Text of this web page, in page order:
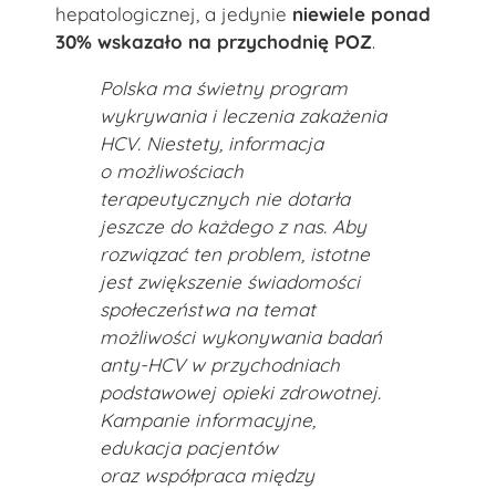
hepatologicznej, a jedynie niewiele ponad
30% wskazało na przychodnię POZ.
Polska ma świetny program
wykrywania i leczenia zakażenia
HCV. Niestety, informacja
o możliwościach
terapeutycznych nie dotarła
jeszcze do każdego z nas. Aby
rozwiązać ten problem, istotne
jest zwiększenie świadomości
społeczeństwa na temat
możliwości wykonywania badań
anty-HCV w przychodniach
podstawowej opieki zdrowotnej.
Kampanie informacyjne,
edukacja pacjentów
oraz współpraca między